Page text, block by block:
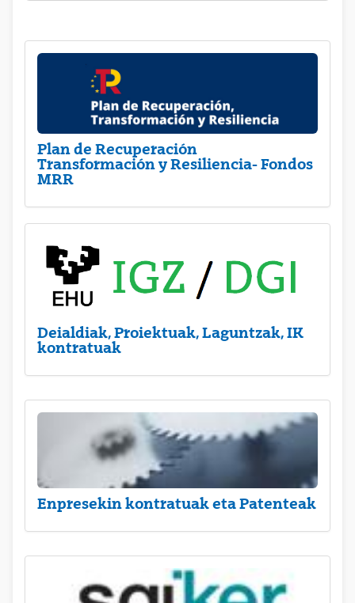
Plan de Recuperación
Transformación y Resiliencia- Fondos
MRR
Deialdiak, Proiektuak, Laguntzak, IK
kontratuak
Enpresekin kontratuak eta Patenteak